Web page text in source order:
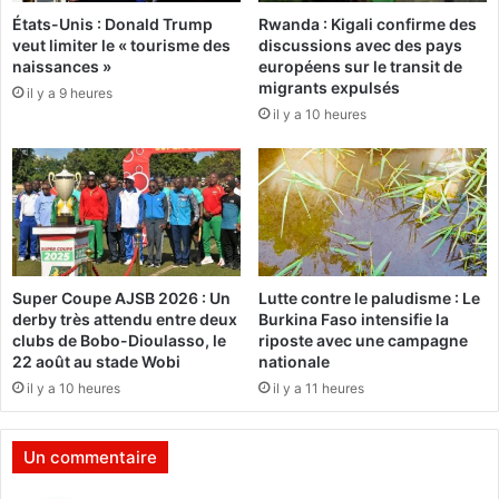
'
u
n
d
a
u
t
e
u
r
s
s
:
L
I
A
B
A
t
o
u
v
m
o
États-Unis : Donald Trump
veut limiter le « tourisme des
naissances »
il y a 9 heures
Rwanda : Kigali confirme des
discussions avec des pays
européens sur le transit de
migrants expulsés
il y a 10 heures
Super Coupe AJSB 2026 : Un
derby très attendu entre deux
clubs de Bobo-Dioulasso, le
22 août au stade Wobi
il y a 10 heures
Lutte contre le paludisme : Le
Burkina Faso intensifie la
riposte avec une campagne
nationale
il y a 11 heures
Un commentaire